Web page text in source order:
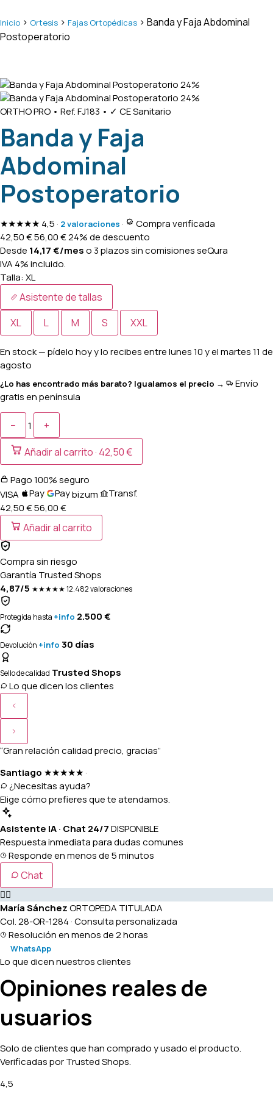
Inicio > Ortesis > Fajas Ortopédicas > Banda y Faja Abdominal
Postoperatorio
24%
24%
ORTHO PRO • Ref. FJ183 • ✓ CE Sanitario
Banda y Faja
Abdominal
Postoperatorio
★★★★★ 4,5 · 2 valoraciones ·
Compra verificada
42,50€56,00€24% de descuento
Desde 14,17€/meso 3 plazos sin comisionesseQura
IVA 4% incluido.
Talla: XL
Asistente de tallas
XL
L M S XXL
En stock— pídelo hoy y lo recibes entrelunes 10 y el martes 11 de
agosto
¿Lo has encontrado más barato? Igualamos el precio →
Envío
gratis en península
− 1
+
Añadir al carrito · 42,50 €
Pago 100% seguro
VISA
Pay Paybizum
Transf.
42,50 €56,00€
Añadir al carrito
Compra sin riesgo
Garantía Trusted Shops
4,87/5 ★★★★★12.482 valoraciones
Protegida hasta +info 2.500 €
Devolución +info 30 días
Sello de calidad Trusted Shops
Lo que dicen los clientes
“Gran relación calidad precio, gracias”
Santiago ★★★★★ ·
¿Necesitas ayuda?
Elige cómo prefieres que te atendamos.
Asistente IA · Chat 24/7DISPONIBLE
Respuesta inmediata para dudas comunes
Responde en menos de 5 minutos
Chat
👩‍⚕️
María SánchezORTOPEDA TITULADA
Col. 28-OR-1284 · Consulta personalizada
Resolución en menos de 2 horas
WhatsApp
Lo que dicen nuestros clientes
Opiniones reales de
usuarios
Solo de clientes que han comprado y usado el producto.
Verificadas por Trusted Shops.
4,5